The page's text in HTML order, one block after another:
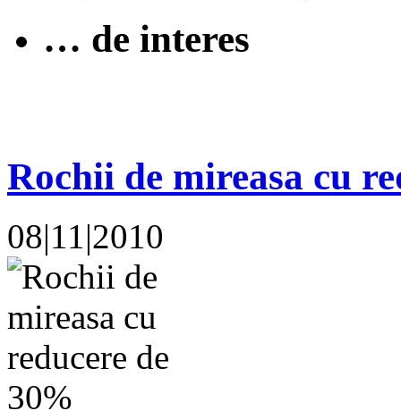
… de interes
Rochii de mireasa cu
08|11|2010